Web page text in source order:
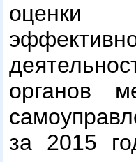
оценки
органов
за 2015